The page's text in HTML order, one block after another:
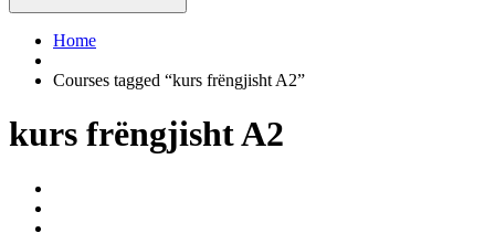
Home
Courses tagged “kurs frëngjisht A2”
kurs frëngjisht A2